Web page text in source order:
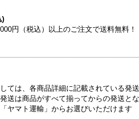
)
円（税込）以上のご注文で送料無料！
ては、各商品詳細に記載されている発
送は商品がすべて揃ってからの発送とな
ヤマト運輸」からお選びいただけます